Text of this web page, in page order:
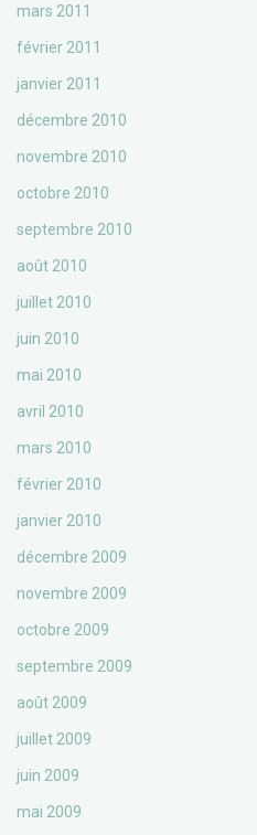
mars 2011
février 2011
janvier 2011
décembre 2010
novembre 2010
octobre 2010
septembre 2010
août 2010
juillet 2010
juin 2010
mai 2010
avril 2010
mars 2010
février 2010
janvier 2010
décembre 2009
novembre 2009
octobre 2009
septembre 2009
août 2009
juillet 2009
juin 2009
mai 2009